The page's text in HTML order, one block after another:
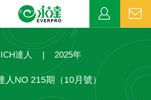
達人 | 2025年
人NO 215期（10月號）